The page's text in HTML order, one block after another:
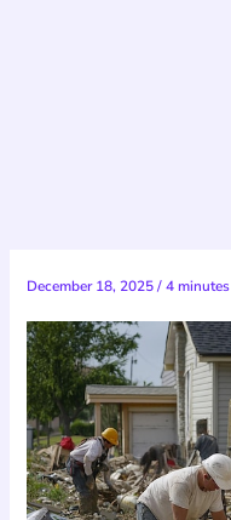
December 18, 2025/4